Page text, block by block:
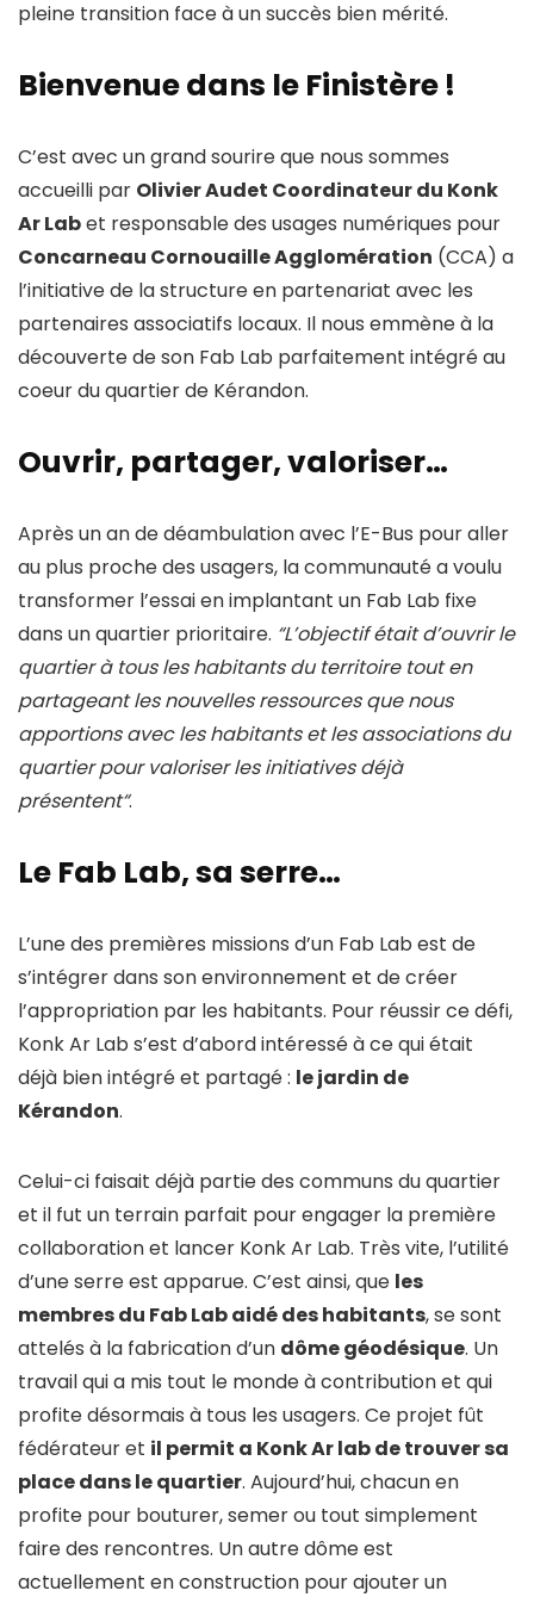
pleine transition face à un succès bien mérité.
Bienvenue dans le Finistère !
C’est avec un grand sourire que nous sommes
accueilli par Olivier Audet Coordinateur du Konk
Ar Labet responsable des usages numériques pour
Concarneau Cornouaille Agglomération (CCA) a
l’initiative de la structure en partenariat avec les
partenaires associatifs locaux. Il nous emmène à la
découverte de son Fab Lab parfaitement intégré au
coeur du quartier de Kérandon.
Ouvrir, partager, valoriser…
Après un an de déambulation avec l’E-Bus pour aller
au plus proche des usagers, la communauté a voulu
transformer l’essai en implantant un Fab Lab fixe
dans un quartier prioritaire. “L’objectif était d’ouvrir le
quartier à tous les habitants du territoire tout en
partageant les nouvelles ressources que nous
apportions avec les habitants et les associations du
quartier pour valoriser les initiatives déjà
présentent“.
Le Fab Lab, sa serre…
L’une des premières missions d’un Fab Lab est de
s’intégrer dans son environnement et de créer
l’appropriation par les habitants. Pour réussir ce défi,
Konk Ar Lab s’est d’abord intéressé à ce qui était
déjà bien intégré et partagé : le jardin de
Kérandon.
Celui-ci faisait déjà partie des communs du quartier
et il fut un terrain parfait pour engager la première
collaboration et lancer Konk Ar Lab. Très vite, l’utilité
d’une serre est apparue. C’est ainsi, que les
membres du Fab Lab aidé des habitants, se sont
attelés à la fabrication d’un dôme géodésique. Un
travail qui a mis tout le monde à contribution et qui
profite désormais à tous les usagers. Ce projet fût
fédérateur et il permit a Konk Ar lab de trouver sa
place dans le quartier. Aujourd’hui, chacun en
profite pour bouturer, semer ou tout simplement
faire des rencontres. Un autre dôme est
actuellement en construction pour ajouter un